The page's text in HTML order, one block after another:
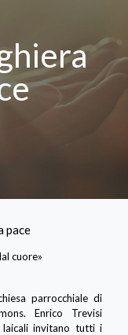
pace
cuore»
parrocchiale di
Enrico Trevisi
laicali invitano tutti i